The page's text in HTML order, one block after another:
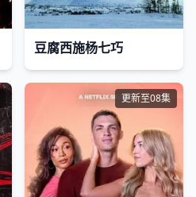
豆腐西施杨七巧
更新至08集